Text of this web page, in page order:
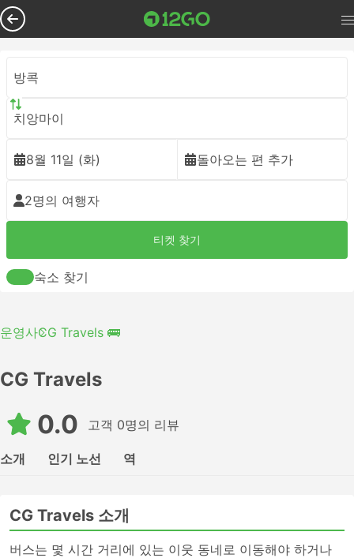
방콕
치앙마이
8월 11일 (화) 돌아오는 편 추가
2명의 여행자
티켓 찾기
숙소 찾기
운영사CG Travels 🚌
CG Travels
0.0 고객 0명의 리뷰
소개 인기 노선 역
CG Travels 소개
버스는 몇 시간 거리에 있는 이웃 동네로 이동해야 하거나